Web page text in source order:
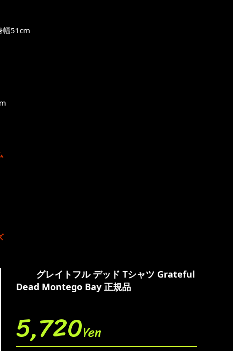
幅51cm
グレイトフル デッド Tシャツ Grateful
Dead Montego Bay 正規品
5,720Yen